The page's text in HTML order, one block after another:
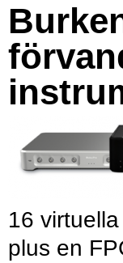
16
plus en